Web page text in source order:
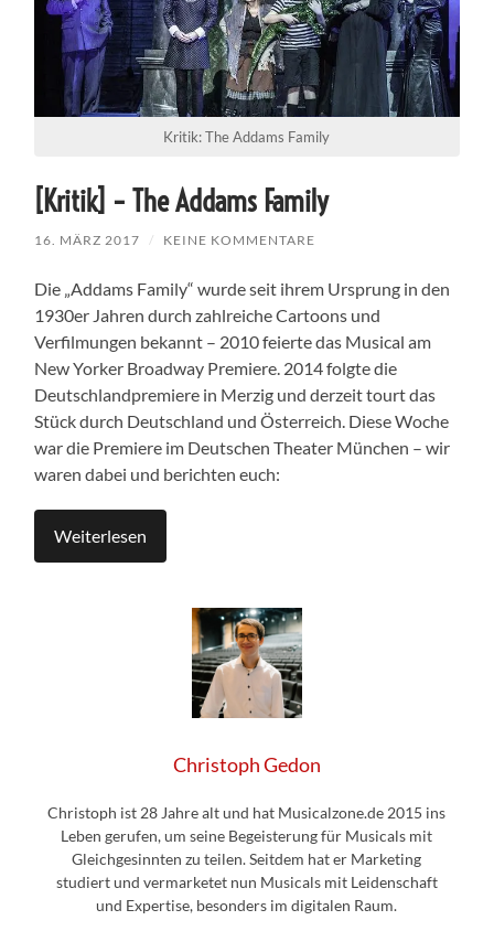
Kritik: The Addams Family
[Kritik] – The Addams Family
16. MÄRZ 2017 / KEINE KOMMENTARE
Die „Addams Family“ wurde seit ihrem Ursprung in den
1930er Jahren durch zahlreiche Cartoons und
Verfilmungen bekannt – 2010 feierte das Musical am
New Yorker Broadway Premiere. 2014 folgte die
Deutschlandpremiere in Merzig und derzeit tourt das
Stück durch Deutschland und Österreich. Diese Woche
war die Premiere im Deutschen Theater München – wir
waren dabei und berichten euch:
Weiterlesen
Christoph Gedon
Christoph ist 28 Jahre alt und hat Musicalzone.de 2015 ins
Leben gerufen, um seine Begeisterung für Musicals mit
Gleichgesinnten zu teilen. Seitdem hat er Marketing
studiert und vermarketet nun Musicals mit Leidenschaft
und Expertise, besonders im digitalen Raum.